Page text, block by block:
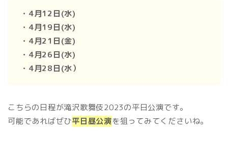
・4月12日(水)
・4月19日(水)
・4月21日(金)
・4月26日(水)
・4月28日(水）
こちらの日程が滝沢歌舞伎2023の平日公演です。
可能であればぜひ平日昼公演を狙ってみてくださいね。